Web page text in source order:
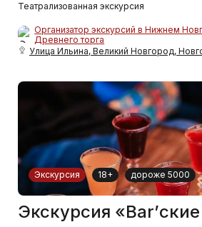
Театрализованная экскурсия
Организатор экскурсий в Нижнем
Древнего торга
Улица Ильина, Великий Новгород,
Экскурсия 18+ дороже 5000
Экскурсия